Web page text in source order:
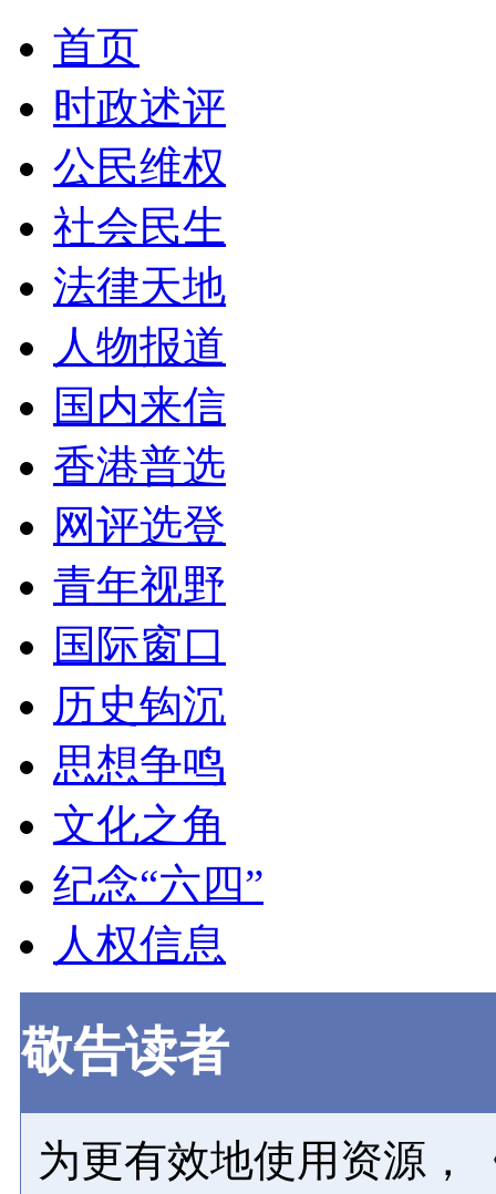
首页
时政述评
公民维权
社会民生
法律天地
人物报道
国内来信
香港普选
网评选登
青年视野
国际窗口
历史钩沉
思想争鸣
文化之角
纪念“六四”
人权信息
敬告读者
为更有效地使用资源，